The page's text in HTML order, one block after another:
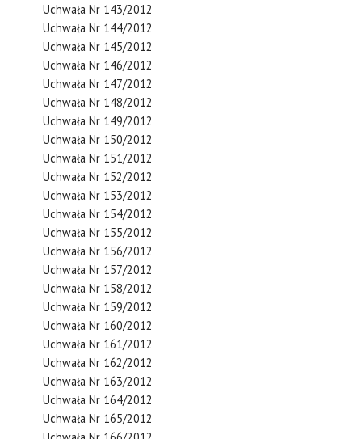
Uchwała Nr 143/2012
Uchwała Nr 144/2012
Uchwała Nr 145/2012
Uchwała Nr 146/2012
Uchwała Nr 147/2012
Uchwała Nr 148/2012
Uchwała Nr 149/2012
Uchwała Nr 150/2012
Uchwała Nr 151/2012
Uchwała Nr 152/2012
Uchwała Nr 153/2012
Uchwała Nr 154/2012
Uchwała Nr 155/2012
Uchwała Nr 156/2012
Uchwała Nr 157/2012
Uchwała Nr 158/2012
Uchwała Nr 159/2012
Uchwała Nr 160/2012
Uchwała Nr 161/2012
Uchwała Nr 162/2012
Uchwała Nr 163/2012
Uchwała Nr 164/2012
Uchwała Nr 165/2012